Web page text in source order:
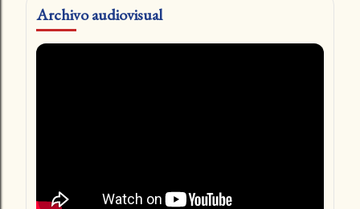
Archivo audiovisual